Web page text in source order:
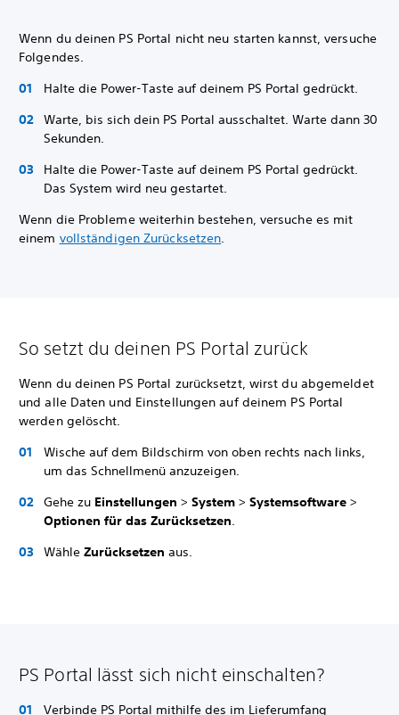
Wenn du deinen PS Portal nicht neu starten kannst, versuche
Folgendes.
Halte die Power-Taste auf deinem PS Portal gedrückt.
Warte, bis sich dein PS Portal ausschaltet. Warte dann 30
Sekunden.
Halte die Power-Taste auf deinem PS Portal gedrückt.
Das System wird neu gestartet.
Wenn die Probleme weiterhin bestehen, versuche es mit
einem vollständigen Zurücksetzen.
So setzt du deinen PS Portal zurück
Wenn du deinen PS Portal zurücksetzt, wirst du abgemeldet
und alle Daten und Einstellungen auf deinem PS Portal
werden gelöscht.
Wische auf dem Bildschirm von oben rechts nach links,
um das Schnellmenü anzuzeigen.
Gehe zu Einstellungen > System > Systemsoftware >
Optionen für das Zurücksetzen.
Wähle Zurücksetzen aus.
PS Portal lässt sich nicht einschalten?
Verbinde PS Portal mithilfe des im Lieferumfang